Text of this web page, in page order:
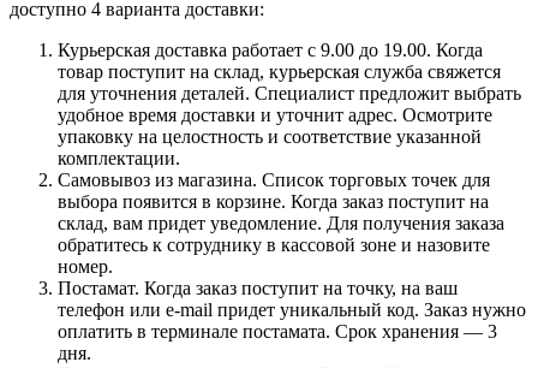
доступно 4 варианта доставки:
Курьерская доставка работает с 9.00 до 19.00. Когда
товар поступит на склад, курьерская служба свяжется
для уточнения деталей. Специалист предложит выбрать
удобное время доставки и уточнит адрес. Осмотрите
упаковку на целостность и соответствие указанной
комплектации.
Самовывоз из магазина. Список торговых точек для
выбора появится в корзине. Когда заказ поступит на
склад, вам придет уведомление. Для получения заказа
обратитесь к сотруднику в кассовой зоне и назовите
номер.
Постамат. Когда заказ поступит на точку, на ваш
телефон или e-mail придет уникальный код. Заказ нужно
оплатить в терминале постамата. Срок хранения — 3
дня.